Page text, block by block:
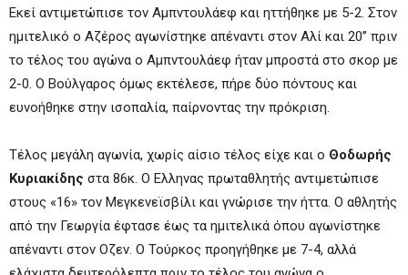
Εκεί αντιμετώπισε τον Αμπντουλάεφ και ηττήθηκε με 5-2. Στον
ημιτελικό ο Αζέρος αγωνίστηκε απέναντι στον Αλί και 20’’ πριν
το τέλος του αγώνα ο Αμπντουλάεφ ήταν μπροστά στο σκορ με
2-0. Ο Βούλγαρος όμως εκτέλεσε, πήρε δύο πόντους και
ευνοήθηκε στην ισοπαλία, παίρνοντας την πρόκριση.
Τέλος μεγάλη αγωνία, χωρίς αίσιο τέλος είχε και ο Θοδωρής
Κυριακίδης στα 86κ. Ο Ελληνας πρωταθλητής αντιμετώπισε
στους «16» τον Μεγκενεϊσβίλι και γνώρισε την ήττα. Ο αθλητής
από την Γεωργία έφτασε έως τα ημιτελικά όπου αγωνίστηκε
απέναντι στον Οζεν. Ο Τούρκος προηγήθηκε με 7-4, αλλά